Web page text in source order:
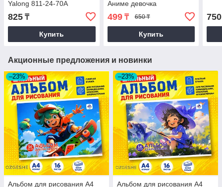
Yalong 811-24-70A
825 ₸
Купить
Аниме девочка
499₸ 650 ₸
Купить
750
Акционные предложения и новинки
–23%
Альбом для рисования A4
–23%
Альбом для рисования A4